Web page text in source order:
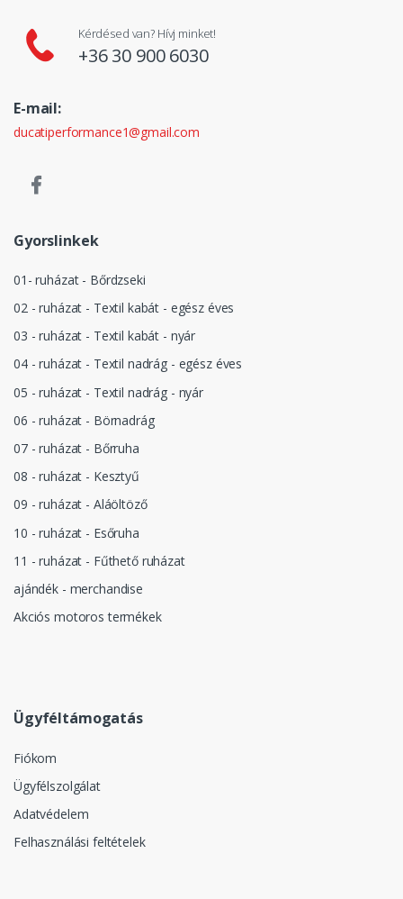
Kérdésed van? Hívj minket!
+36 30 900 6030
E-mail:
ducatiperformance1@gmail.com
Gyorslinkek
01- ruházat - Bőrdzseki
02 - ruházat - Textil kabát - egész éves
03 - ruházat - Textil kabát - nyár
04 - ruházat - Textil nadrág - egész éves
05 - ruházat - Textil nadrág - nyár
06 - ruházat - Börnadrág
07 - ruházat - Bőrruha
08 - ruházat - Kesztyű
09 - ruházat - Aláöltöző
10 - ruházat - Esőruha
11 - ruházat - Fűthető ruházat
ajándék - merchandise
Akciós motoros termékek
Ügyféltámogatás
Fiókom
Ügyfélszolgálat
Adatvédelem
Felhasználási feltételek